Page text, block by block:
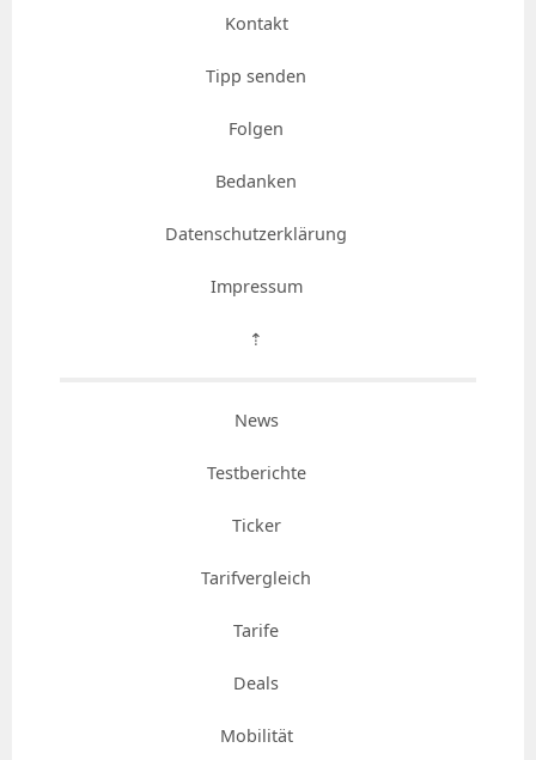
Kontakt
Tipp senden
Folgen
Bedanken
Datenschutzerklärung
Impressum
⇡
News
Testberichte
Ticker
Tarifvergleich
Tarife
Deals
Mobilität